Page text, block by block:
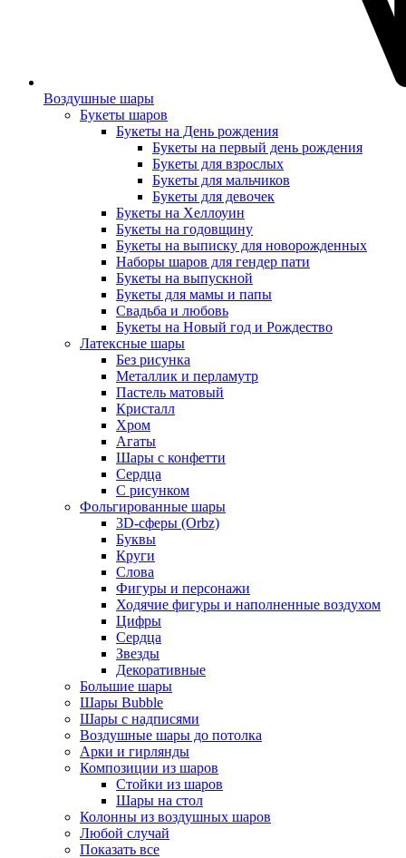
Воздушные шары
Букеты шаров
Букеты на День рождения
Букеты на первый день рождения
Букеты для взрослых
Букеты для мальчиков
Букеты для девочек
Букеты на Хеллоуин
Букеты на годовщину
Букеты на выписку для новорожденных
Наборы шаров для гендер пати
Букеты на выпускной
Букеты для мамы и папы
Свадьба и любовь
Букеты на Новый год и Рождество
Латексные шары
Без рисунка
Металлик и перламутр
Пастель матовый
Кристалл
Хром
Агаты
Шары с конфетти
Сердца
С рисунком
Фольгированные шары
3D-сферы (Orbz)
Буквы
Круги
Слова
Фигуры и персонажи
Ходячие фигуры и наполненные воздухом
Цифры
Сердца
Звезды
Декоративные
Большие шары
Шары Bubble
Шары с надписями
Воздушные шары до потолка
Арки и гирлянды
Композиции из шаров
Стойки из шаров
Шары на стол
Колонны из воздушных шаров
Любой случай
Показать все